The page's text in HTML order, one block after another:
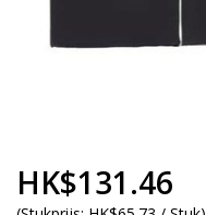
HK$131.46